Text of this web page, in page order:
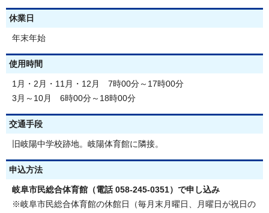
休業日
年末年始
使用時間
1月・2月・11月・12月 7時00分～17時00分
3月～10月 6時00分～18時00分
交通手段
旧岐陽中学校跡地。岐陽体育館に隣接。
申込方法
岐阜市民総合体育館（電話 058-245-0351）で申し込み
※岐阜市民総合体育館の休館日（毎月末月曜日、月曜日が祝日の